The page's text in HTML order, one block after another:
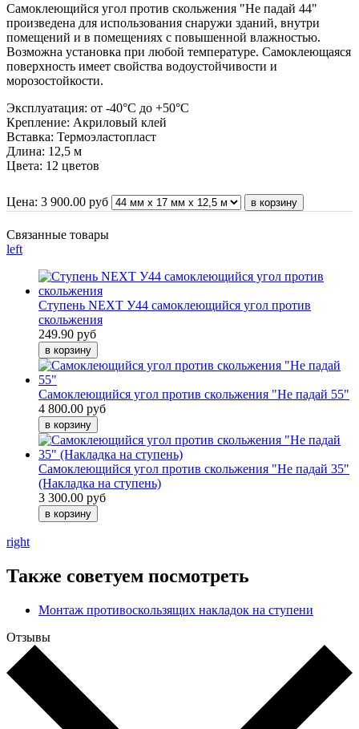
Самоклеющийся угол против скольжения "Не падай 44"
произведена для использования снаружи зданий, внутри
помещений и в помещениях с повышенной влажностью.
Возможна установка при любой температуре. Самоклеющаяся
поверхность имеет свойства водоустойчивости и
морозостойкости.
Эксплуатация: от -40°С до +50°С
Крепление: Акриловый клей
Вставка: Термоэластопласт
Длина: 12,5 м
Цвета: 12 цветов
Цена: 3 900.00 руб
Связанные товары
left
Ступень NEXT У44 самоклеющийся угол против
скольжения
249.90 руб
Самоклеющийся угол против скольжения "Не падай 55"
4 800.00 руб
Самоклеющийся угол против скольжения "Не падай 35"
(Накладка на ступень)
3 300.00 руб
right
Также советуем посмотреть
Монтаж противоскользящих накладок на ступени
Отзывы